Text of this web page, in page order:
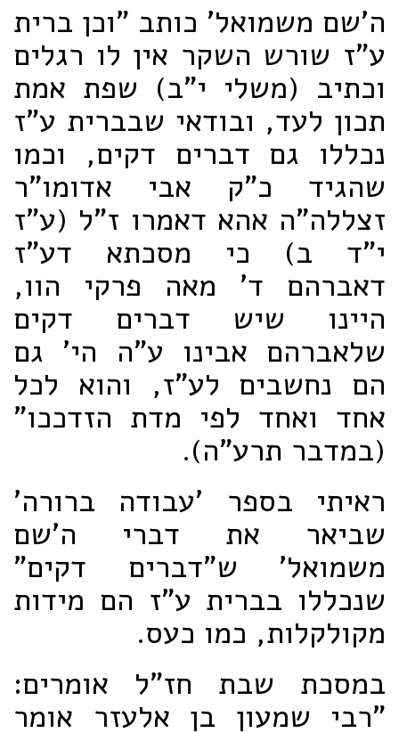
ה'שם משמואל' כותב "וכן ברית
ע"ז שורש השקר אין לו רגלים
וכתיב (משלי י"ב) שפת אמת
תכון לעד, ובודאי שבברית ע"ז
נכללו גם דברים דקים, וכמו
שהגיד כ"ק אבי אדומו"ר
זצללה"ה אהא דאמרו ז"ל (ע"ז
י"ד ב) כי מסכתא דע"ז
דאברהם ד' מאה פרקי הוו,
היינו שיש דברים דקים
שלאברהם אבינו ע"ה הי' גם
הם נחשבים לע"ז, והוא לכל
אחד ואחד לפי מדת הזדככו"
(במדבר תרע"ה).
ראיתי בספר 'עבודה ברורה'
שביאר את דברי ה'שם
משמואל' ש"דברים דקים"
שנכללו בברית ע"ז הם מידות
מקולקלות, כמו כעס.
במסכת שבת חז"ל אומרים:
"רבי שמעון בן אלעזר אומר